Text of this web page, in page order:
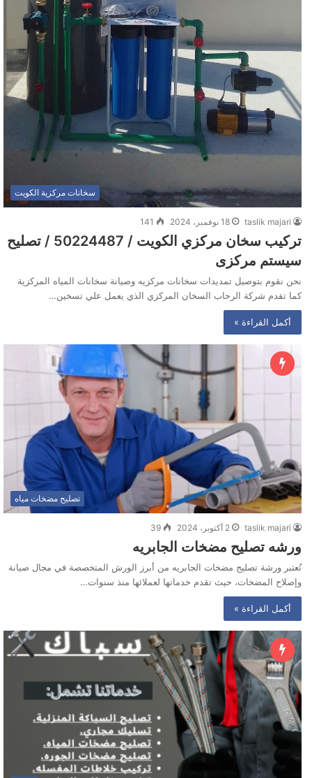
سخانات مركزية الكويت
taslik majari 18 نوفمبر، 2024 141
تركيب سخان مركزي الكويت / 50224487 / تصليح
سيستم مركزى
نحن نقوم بتوصيل تمديدات سخانات مركزيه وصيانة سخانات المياه المركزية
كما تقدم شركة الرحاب السخان المركزي الذي يعمل علي تسخين…
أكمل القراءة »
تصليح مضخات مياه
taslik majari 2 أكتوبر، 2024 39
ورشه تصليح مضخات الجابريه
تُعتبر ورشة تصليح مضخات الجابريه من أبرز الورش المتخصصة في مجال صيانة
وإصلاح المضخات، حيث تقدم خدماتها لعملائها منذ سنوات…
أكمل القراءة »